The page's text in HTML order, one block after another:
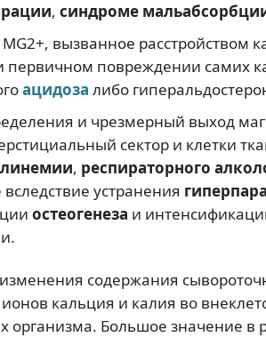
, синдроме
вызванное расстройством
первичном повреждении самих
ацидоза либо
и чрезмерный выход
сектор и клетки
, респираторного
вследствие устранения
остеогенеза и
содержания
кальция и калия во
организма. Большое значение